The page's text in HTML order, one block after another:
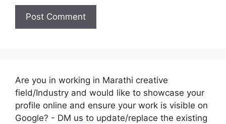
Are you in working in Marathi creative
field/Industry and would like to showcase your
profile online and ensure your work is visible on
Google? - DM us to update/replace the existing